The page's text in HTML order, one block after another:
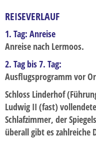
REISEVERLAUF
1. Tag: Anreise
Anreise nach Lermoos.
2. Tag bis 7. Tag:
Ausflugsprogramm vor
Schloss Linderhof
Ludwig II (fast)
Schlafzimmer, der
überall gibt es zahlreiche